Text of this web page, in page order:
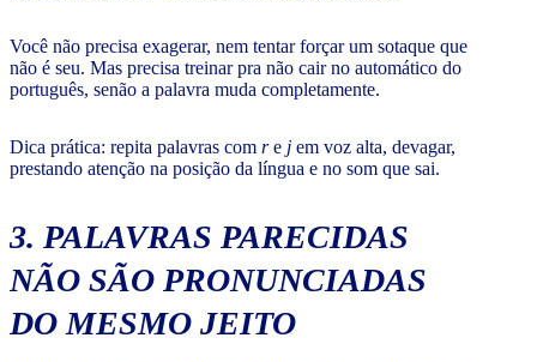
Você não precisa exagerar, nem tentar forçar um sotaque que
não é seu. Mas precisa treinar pra não cair no automático do
português, senão a palavra muda completamente.
Dica prática: repita palavras com re j em voz alta, devagar,
prestando atenção na posição da língua e no som que sai.
3. PALAVRAS PARECIDAS
NÃO SÃO PRONUNCIADAS
DO MESMO JEITO